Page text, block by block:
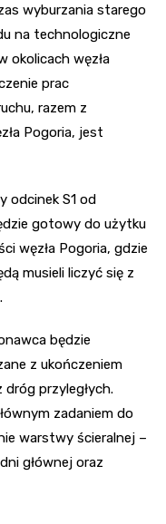
wyburzania starego
na technologiczne
okolicach węzła
prac
razem z
Pogoria, jest
odcinek S1 od
gotowy do użytku
węzła Pogoria, gdzie
musieli liczyć się z
będzie
z ukończeniem
dróg przyległych.
zadaniem do
warstwy ścieralnej –
głównej oraz